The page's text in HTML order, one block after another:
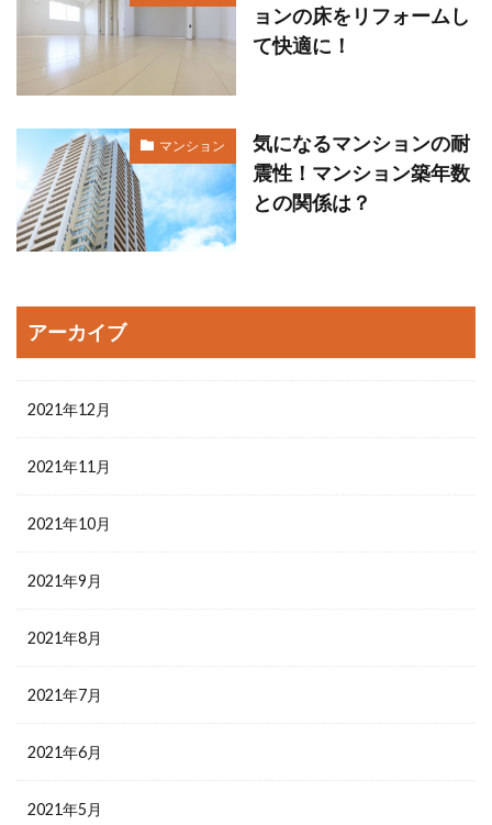
ョンの床をリフォームし
て快適に！
マンション
気になるマンションの耐
震性！マンション築年数
との関係は？
アーカイブ
2021年12月
2021年11月
2021年10月
2021年9月
2021年8月
2021年7月
2021年6月
2021年5月